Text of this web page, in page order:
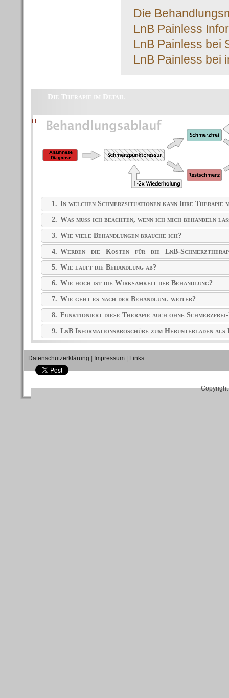
Die
LnB Painless
LnB Painless bei
LnB Painless bei
Die Therapie im Detail
1. In welchen Schmerzsituationen kann Ihre Therapie
2. Was muss ich beachten, wenn ich mich behandeln
3. Wie viele Behandlungen brauche ich?
4. Werden die Kosten für die LnB-
übernommen?
5. Wie läuft die Behandlung ab?
6. Wie hoch ist die Wirksamkeit der Behandlung?
7. Wie geht es nach der Behandlung weiter?
8. Funktioniert diese Therapie auch ohne Schmerzfrei-
9. LnB Informationsbroschüre zum Herunterladen als
Datenschutzerklärung Impressum Links